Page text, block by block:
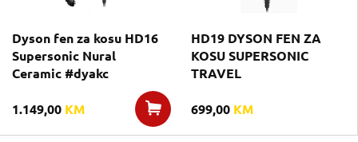
Dyson fen za kosu HD16
Supersonic Nural
Ceramic #dyakc
1.149,00 KM
HD19 DYSON FEN ZA
KOSU SUPERSONIC
TRAVEL
699,00 KM